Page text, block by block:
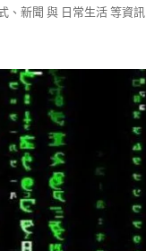
、新聞 與 日常生活 等資訊